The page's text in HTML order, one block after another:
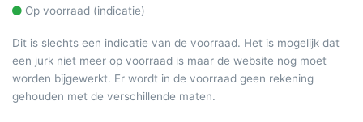
Op voorraad (indicatie)
Dit is slechts een indicatie van de voorraad. Het is mogelijk dat
een jurk niet meer op voorraad is maar de website nog moet
worden bijgewerkt. Er wordt in de voorraad geen rekening
gehouden met de verschillende maten.